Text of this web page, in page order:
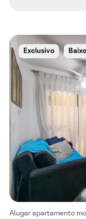
Exclusivo
Alugar apartamento